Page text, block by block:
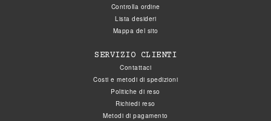
Controlla ordine
Lista desideri
Mappa del sito
SERVIZIO CLIENTI
Contattaci
Costi e metodi di spedizioni
Politiche di reso
Richiedi reso
Metodi di pagamento